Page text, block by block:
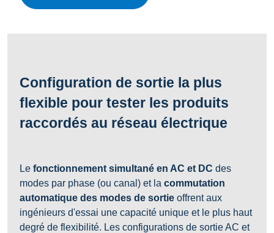
Configuration de sortie la plus
flexible pour tester les produits
raccordés au réseau électrique
Le fonctionnement simultané en AC et DC des
modes par phase (ou canal) et la commutation
automatique des modes de sortie offrent aux
ingénieurs d'essai une capacité unique et le plus haut
degré de flexibilité. Les configurations de sortie AC et